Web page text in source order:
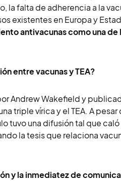
la falta de adherencia a la
existentes en Europa y
antivacunas como una
entre vacunas y TEA?
Andrew Wakefield y
triple vírica y el TEA. A
tuvo una difusión tal que
la tesis que relaciona
y la inmediatez de